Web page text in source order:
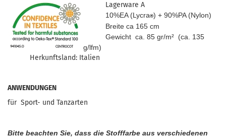
Lagerware A
10%EA (Lycra®) + 90%PA (Nylon)
Breite ca 165 cm
Gewicht ca. 85 gr/m² (ca. 135
g/lfm)
Herkunftsland: Italien
ANWENDUNGEN
für Sport- und Tanzarten
Bitte beachten Sie, dass die Stofffarbe aus verschiedenen